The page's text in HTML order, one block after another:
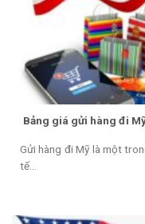
Bảng giá gửi hàng đi
Gửi hàng đi Mỹ là một
tế...